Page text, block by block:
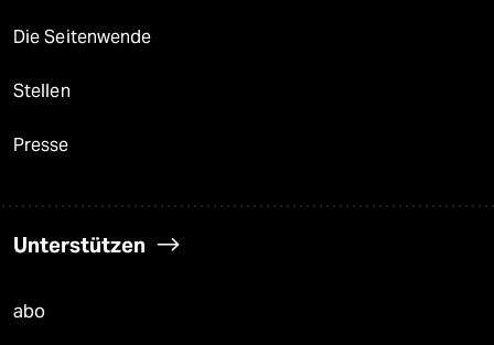
Die Seitenwende
Stellen
Presse
Unterstützen
abo